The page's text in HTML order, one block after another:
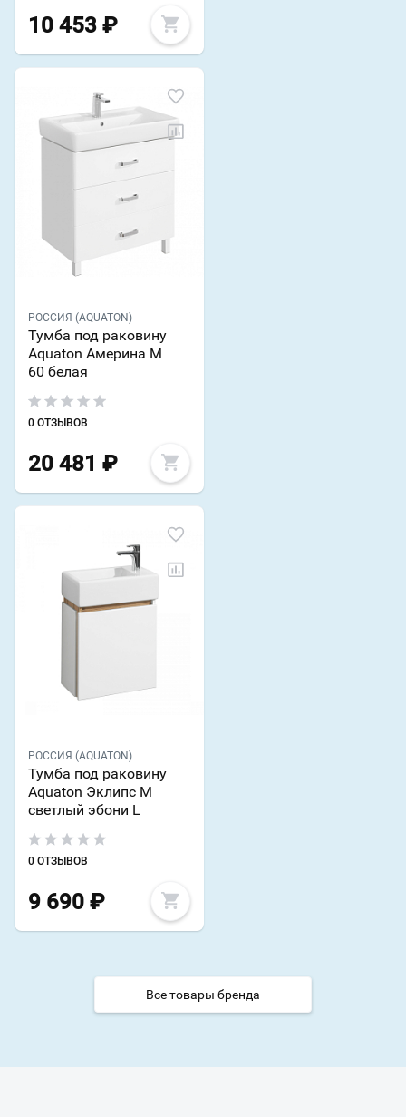
10 453 ₽
РОССИЯ (AQUATON)
Тумба под раковину
Aquaton Америна М
60 белая
0 ОТЗЫВОВ
20 481 ₽
РОССИЯ (AQUATON)
Тумба под раковину
Aquaton Эклипс М
светлый эбони L
0 ОТЗЫВОВ
9 690 ₽
Все товары бренда